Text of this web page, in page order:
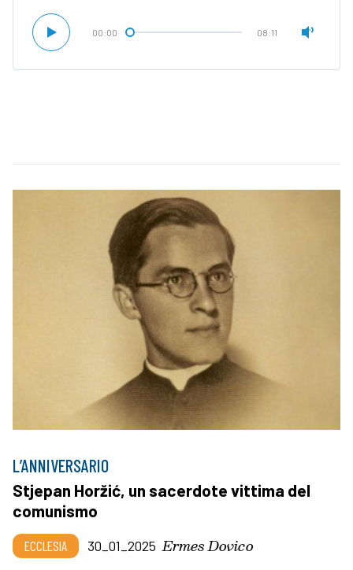
00:00 08:11
L’ANNIVERSARIO
Stjepan Horžić, un sacerdote vittima del
comunismo
ECCLESIA 30_01_2025 Ermes Dovico